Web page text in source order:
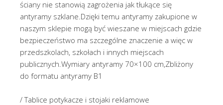
ściany nie stanowią zagrożenia jak tłukące się
antyramy szklane.Dzięki temu antyramy zakupione w
naszym sklepie mogą być wieszane w miejscach gdzie
bezpieczeństwo ma szczególne znaczenie a więc w
przedszkolach, szkołach i innych miejscach
publicznych.Wymiary antyramy 70×100 cm,Zbliżony
do formatu antyramy B1
/ Tablice potykacze i stojaki reklamowe